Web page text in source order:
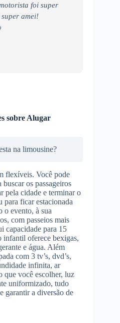
foi super
amei!
sobre Alugar
na limousine?
flexíveis. Você pode
os passageiros
pela cidade e terminar o
para ficar estacionada
o evento, à sua
com passeios mais
capacidade para 15
infantil oferece bexigas,
e água. Além
com 3 tv’s, dvd’s,
infinita, ar
que você escolher, luz
uniformizado, tudo
garantir a diversão de